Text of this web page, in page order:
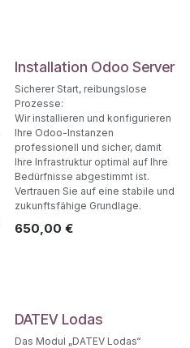
Installation Odoo Server
Sicherer Start, reibungslose
Prozesse:
Wir installieren und konfigurieren
Ihre Odoo-Instanzen
professionell und sicher, damit
Ihre Infrastruktur optimal auf Ihre
Bedürfnisse abgestimmt ist.
Vertrauen Sie auf eine stabile und
zukunftsfähige Grundlage.
650,00 €
DATEV Lodas
Das Modul „DATEV Lodas“